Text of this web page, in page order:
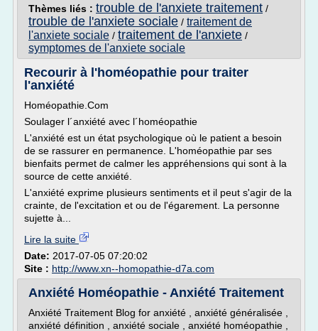
Thèmes liés : trouble de l'anxiete traitement /
trouble de l'anxiete sociale / traitement de
l'anxiete sociale / traitement de l'anxiete /
symptomes de l'anxiete sociale
Recourir à l'homéopathie pour traiter
l'anxiété
Homéopathie.Com
Soulager l´anxiété avec l´homéopathie
L'anxiété est un état psychologique où le patient a besoin
de se rassurer en permanence. L'homéopathie par ses
bienfaits permet de calmer les appréhensions qui sont à la
source de cette anxiété.
L'anxiété exprime plusieurs sentiments et il peut s'agir de la
crainte, de l'excitation et ou de l'égarement. La personne
sujette à...
Lire la suite
Date: 2017-07-05 07:20:02
Site : http://www.xn--homopathie-d7a.com
Anxiété Homéopathie - Anxiété Traitement
Anxiété Traitement Blog for anxiété , anxiété généralisée ,
anxiété définition , anxiété sociale , anxiété homéopathie ,